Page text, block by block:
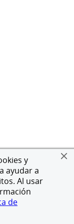
y
ayudar a
Al usar
de